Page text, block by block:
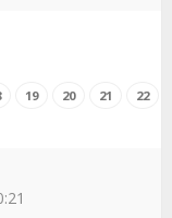
19 20 21 22